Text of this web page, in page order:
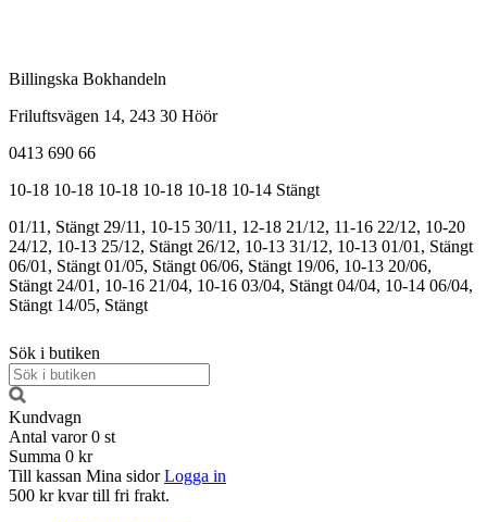
Billingska Bokhandeln
Friluftsvägen 14, 243 30 Höör
0413 690 66
10-18 10-18 10-18 10-18 10-18 10-14 Stängt
01/11, Stängt 29/11, 10-15 30/11, 12-18 21/12, 11-16 22/12, 10-20
24/12, 10-13 25/12, Stängt 26/12, 10-13 31/12, 10-13 01/01, Stängt
06/01, Stängt 01/05, Stängt 06/06, Stängt 19/06, 10-13 20/06,
Stängt 24/01, 10-16 21/04, 10-16 03/04, Stängt 04/04, 10-14 06/04,
Stängt 14/05, Stängt
Sök i butiken
Kundvagn
Antal varor 0 st
Summa 0 kr
Till kassan Mina sidor Logga in
500 kr kvar till fri frakt.